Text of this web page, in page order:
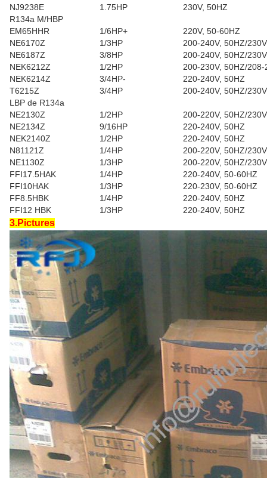
NJ9238E
1.75HP
230V, 50HZ
R134a M/HBP
EM65HHR
1/6HP+
220V, 50-60HZ
NE6170Z
1/3HP
200-240V, 50HZ/
NE6187Z
3/8HP
200-240V, 50HZ/
NEK6212Z
1/2HP
200-230V, 50HZ/
NEK6214Z
3/4HP-
220-240V, 50HZ
T6215Z
3/4HP
200-240V, 50HZ/
LBP de R134a
NE2130Z
1/2HP
200-220V, 50HZ/
NE2134Z
9/16HP
220-240V, 50HZ
NEK2140Z
1/2HP
220-240V, 50HZ
N81121Z
1/4HP
200-220V, 50HZ/
NE1130Z
1/3HP
200-220V, 50HZ/
FFI17.5HAK
1/4HP
220-240V, 50-60HZ
FFI10HAK
1/3HP
220-230V, 50-60HZ
FF8.5HBK
1/4HP
220-240V, 50HZ
FFI12 HBK
1/3HP 220-240V, 50HZ
3.Pictures